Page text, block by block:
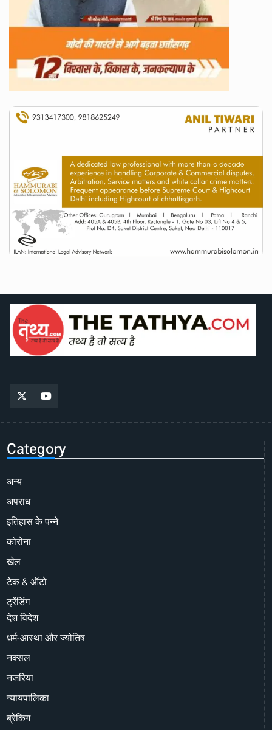
Category
अन्य
अपराध
इतिहास के पन्ने
कोरोना
खेल
टेक & ऑटो
ट्रेंडिंग
देश विदेश
धर्म-आस्था और ज्योतिष
नक्सल
नजरिया
न्यायपालिका
ब्रेकिंग